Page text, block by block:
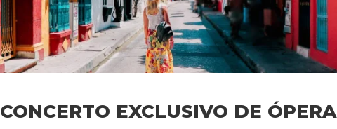
CONCERTO EXCLUSIVO DE ÓPERA